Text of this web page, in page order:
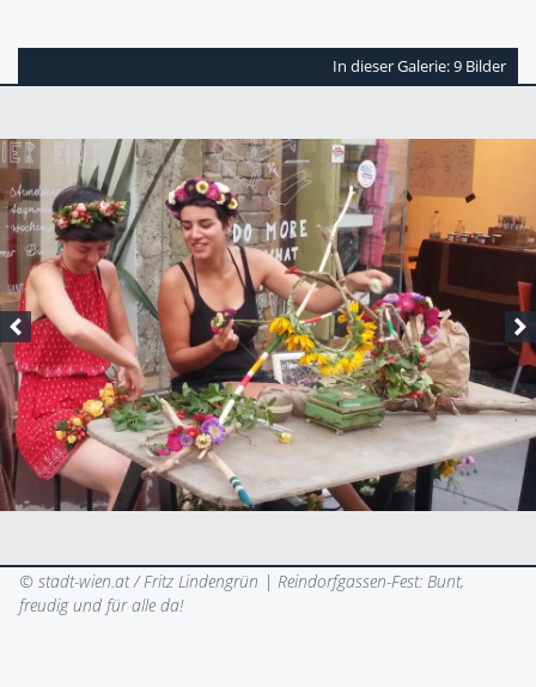
In dieser Galerie: 9 Bilder
© stadt-wien.at / Fritz Lindengrün | Reindorfgassen-Fest: Bunt,
freudig und für alle da!